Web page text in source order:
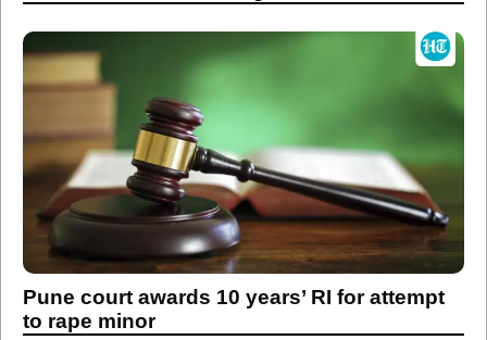
Pune court awards 10 years’ RI for attempt
to rape minor